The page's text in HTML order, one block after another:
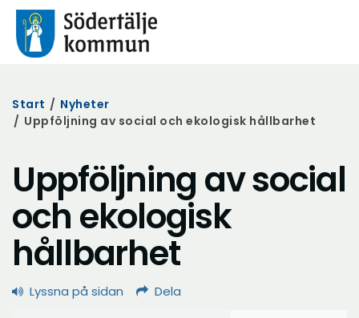
Start / Nyheter
/ Uppföljning av social och ekologisk hållbarhet
Uppföljning av social
och ekologisk
hållbarhet
Lyssna på sidan Dela